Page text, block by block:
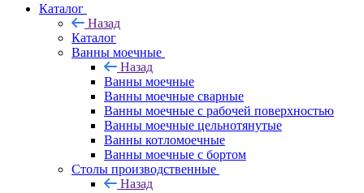
Каталог
Назад
Каталог
Ванны моечные
Назад
Ванны моечные
Ванны моечные сварные
Ванны моечные с рабочей поверхностью
Ванны моечные цельнотянутые
Ванны котломоечные
Ванны моечные с бортом
Столы производственные
Назад